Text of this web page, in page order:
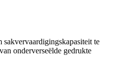
te
onderverseëlde gedrukte